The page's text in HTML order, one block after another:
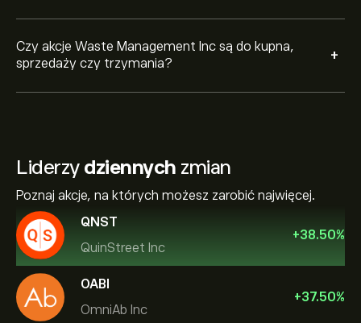
Czy akcje Waste Management Inc są do kupna,
sprzedaży czy trzymania?
+
Liderzy dziennych zmian
Poznaj akcje, na których możesz zarobić najwięcej.
QNST
QuinStreet Inc
+38.50%
OABI
OmniAb Inc
+37.50%